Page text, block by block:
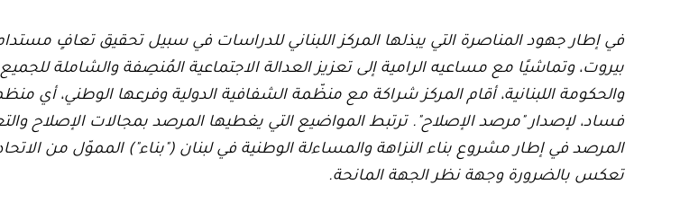
في إطار جهود المناصرة التي يبذلها المركز اللبناني للدراسات في سبيل تحقيق تعافٍ
بيروت، وتماشيًا مع مساعيه الرامية إلى تعزيز العدالة الاجتماعية المُنصِفة والشاملة للجميع،
والحكومة اللبنانية، أقام المركز شراكة مع منظّمة الشفافية الدولية وفرعها الوطني، أي
فساد، لإصدار "مرصد الإصلاح". ترتبط المواضيع التي يغطيها المرصد بمجالات الإصلاح
المرصد في إطار مشروع بناء النزاهة والمساءلة الوطنية في لبنان ("بناء") المموّل من الاتحاد
تعكس بالضرورة وجهة نظر الجهة المانحة.